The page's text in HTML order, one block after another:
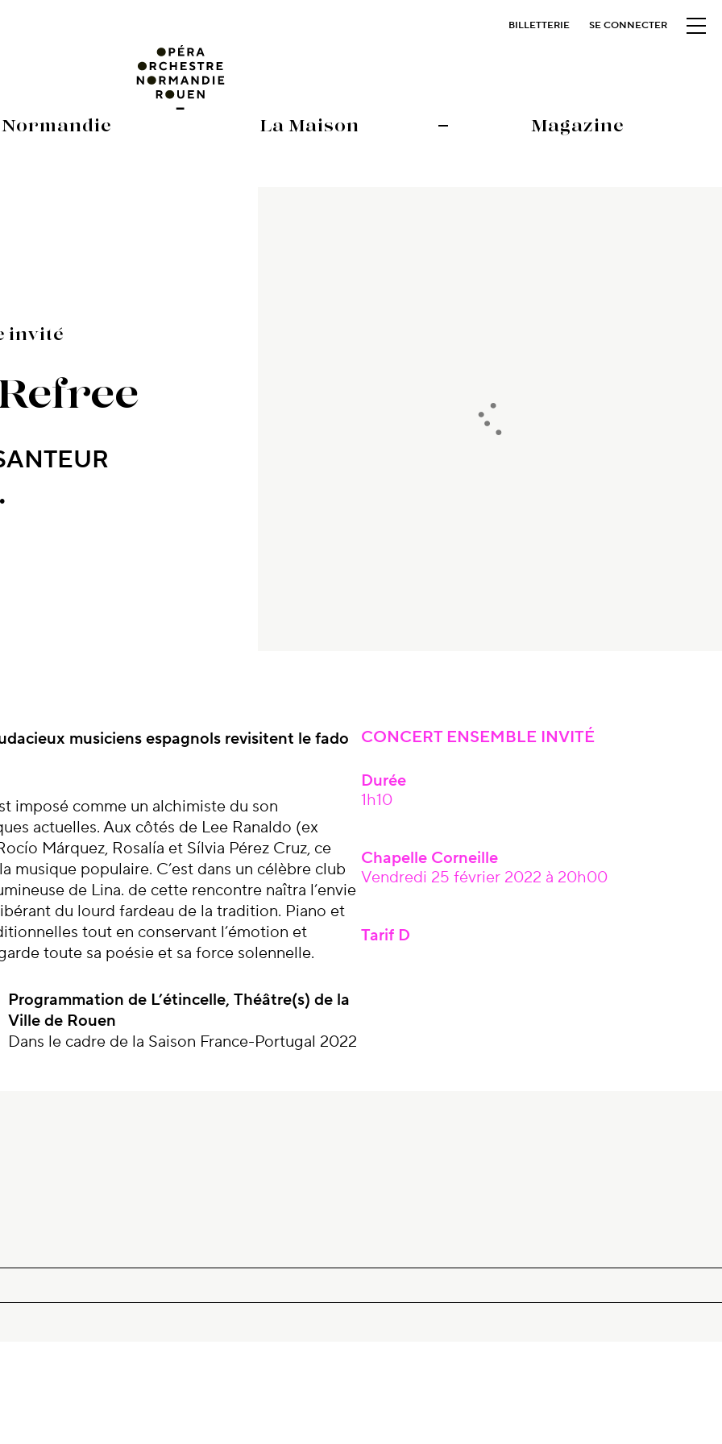
BILLETTERIE SE CONNECTER
Normandie La Maison Magazine
invité
musiciens espagnols revisitent le fado
imposé comme un alchimiste du son
actuelles. Aux côtés de Lee Ranaldo (ex
Márquez, Rosalía et Sílvia Pérez Cruz, ce
populaire. C’est dans un célèbre club
de Lina. de cette rencontre naîtra l’envie
du lourd fardeau de la tradition. Piano et
tout en conservant l’émotion et
toute sa poésie et sa force solennelle.
Programmation de L’étincelle, Théâtre(s) de la
Ville de Rouen
Dans le cadre de la Saison France-Portugal 2022
CONCERT ENSEMBLE INVITÉ
Durée
1h10
Chapelle Corneille
Vendredi 25 février 2022 à 20h00
Tarif D